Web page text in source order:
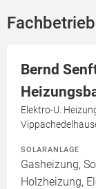
Bernd
Elektro-U.
SOLARANLAGE
Gasheizung,
Holzheizung,